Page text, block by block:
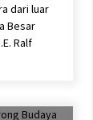
dari luar
Besar
Ralf